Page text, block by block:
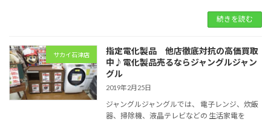
続きを読む
サカイ石津店
指定電化製品 他店徹底対抗の高価買取
中♪電化製品売るならジャングルジャン
グル
2019年2月25日
ジャングルジャングルでは、 電子レンジ、炊飯
器、掃除機、液晶テレビなどの 生活家電を